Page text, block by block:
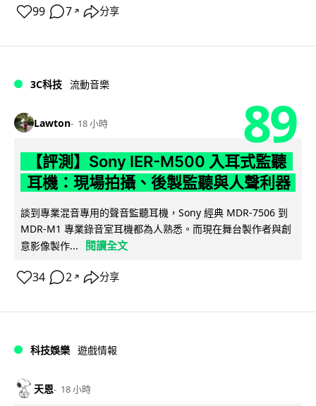
99 7 ↗ 分享
3C科技 流動音樂
Lawton 18 小時 89
【評測】Sony IER-M500 入耳式監聽
耳機：現場拍攝、後製監聽與人聲利器
談到專業混音專用的聲音監聽耳機，Sony 經典 MDR-7506 到
MDR-M1 專業錄音室耳機都為人熟悉。而現在舞台製作者與創
意影像製作...
閱讀全文
34 2 ↗ 分享
科技娛樂 遊戲情報
天恩 18 小時